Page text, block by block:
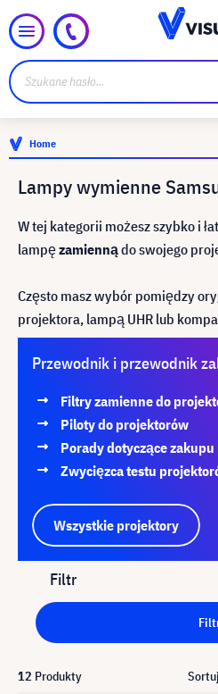
Home
Lampy wymienne
W tej kategorii możesz szybko i
lampęzamiennądo swojego
Często masz wybór pomiędzy
projektora, lampą UHR lub
Przewodnik i przewodnik
Filtry zamienne do
Piloty do projektorów
Porady dotyczące
Zwycięzca testu
Wszystkie projektory
Filtr
12 Produkty